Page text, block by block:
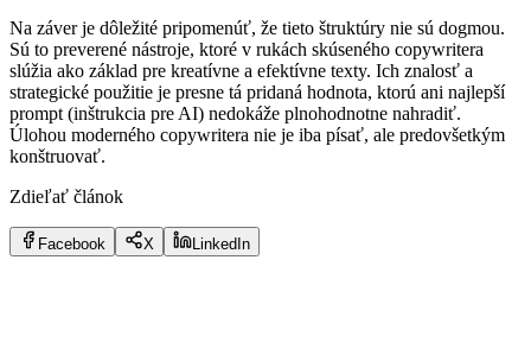
Na záver je dôležité pripomenúť, že tieto štruktúry nie sú dogmou.
Sú to preverené nástroje, ktoré v rukách skúseného copywritera
slúžia ako základ pre kreatívne a efektívne texty. Ich znalosť a
strategické použitie je presne tá pridaná hodnota, ktorú ani najlepší
prompt (inštrukcia pre AI) nedokáže plnohodnotne nahradiť.
Úlohou moderného copywritera nie je iba písať, ale predovšetkým
konštruovať.
Zdieľať článok
Facebook X LinkedIn